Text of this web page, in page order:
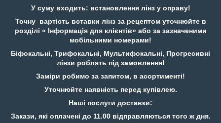
У суму входить: встановлення лінз у оправу!
Точну вартість вставки лінз за рецептом уточнюйте в
розділі « Інформація для клієнтів» або за зазначеними
мобільними номерами!
Біфокальні, Трифокальні, Мультифокальні, Прогресивні
лінзи роблять під замовлення!
Заміри робимо за запитом, в асортименті!
Уточнюйте наявність перед купівлею.
Наші послуги доставки:
Закази, які оплачені до 11.00 відправляються того ж дня.